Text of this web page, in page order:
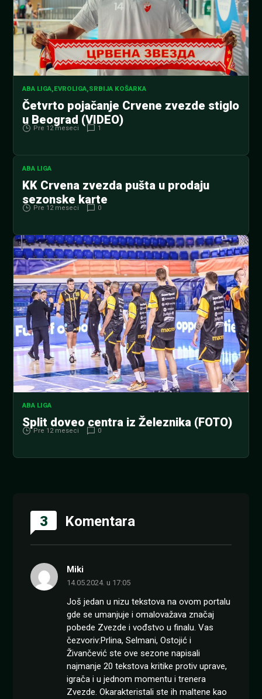
ABA LIGA, EVROLIGA,SRBIJA KOŠARKA
Četvrto pojačanje Crvene zvezde stiglo
u Beograd (VIDEO)
Pre 12 meseci 1
ABA LIGA
KK Crvena zvezda pušta u prodaju
sezonske karte
Pre 12 meseci 0
ABA LIGA
Split doveo centra iz Železnika (FOTO)
Pre 12 meseci 0
3 Komentara
Miki
14.05.2024. u 17:05
Još jedan u nizu tekstova na ovom portalu
gde se umanjuje i omalovažava značaj
pobede Zvezde i vođstvo u finalu. Vas
čezvoriv:Prlina, Selmani, Ostojić i
Živančević ste ove sezone napisali
najmanje 20 tekstova kritike protiv uprave,
igrača i u jednom momentu i trenera
Zvezde. Okarakteristali ste ih maltene kao